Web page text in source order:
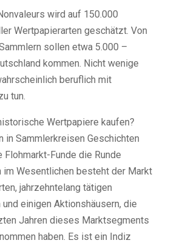
wird auf 150.000
Wertpapierarten geschätzt. Von
sollen etwa 5.000 –
kommen. Nicht wenige
beruflich mit
tun.
Wertpapiere kaufen?
in Sammlerkreisen Geschichten
Flohmarkt-Funde die Runde
im Wesentlichen besteht der Markt
jahrzehntelang tätigen
und einigen Aktionshäusern, die
Jahren dieses Marktsegments
haben. Es ist ein Indiz